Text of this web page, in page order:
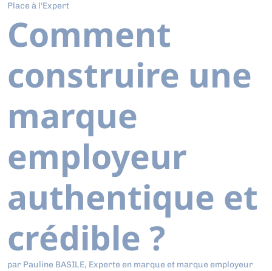
Place à l'Expert
Comment
construire une
marque
employeur
authentique et
crédible ?
par Pauline BASILE, Experte en marque et marque employeur